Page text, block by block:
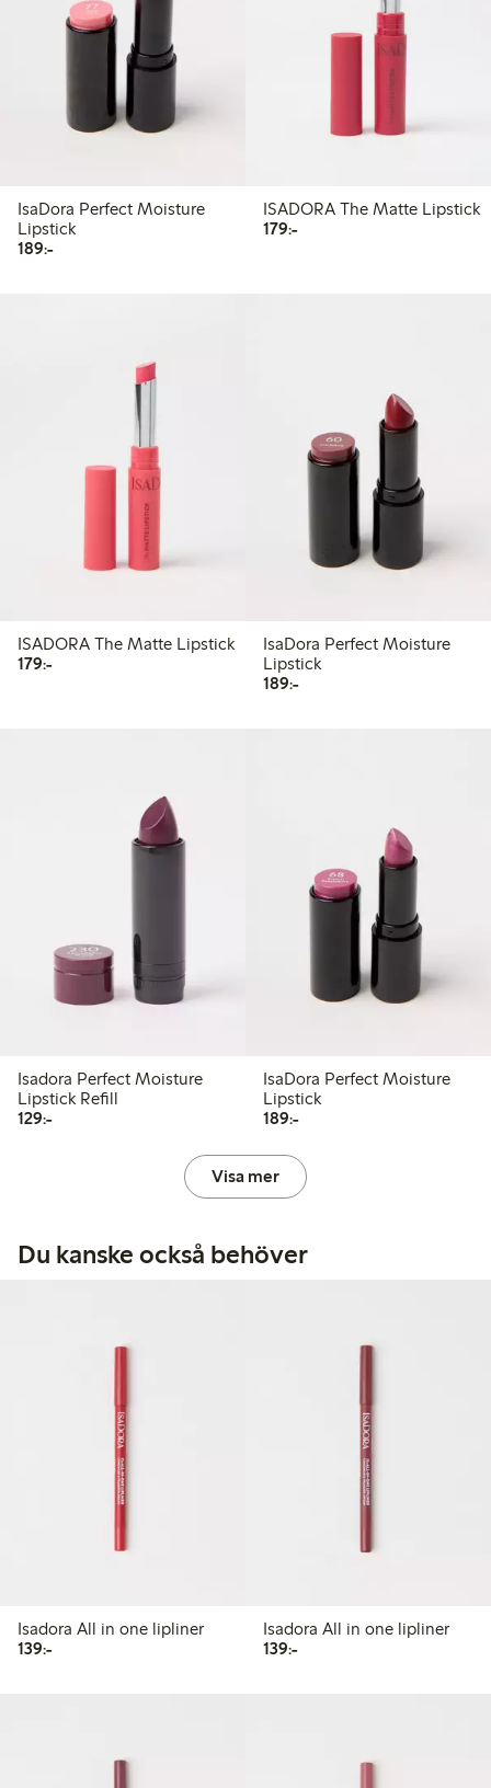
IsaDora Perfect Moisture
Lipstick
189:-189,00 kr
ISADORA The Matte Lipstick
179:-179,00 kr
ISADORA The Matte Lipstick
179:-179,00 kr
IsaDora Perfect Moisture
Lipstick
189:-189,00 kr
Isadora Perfect Moisture
Lipstick Refill
129:-129,00 kr
IsaDora Perfect Moisture
Lipstick
189:-189,00 kr
Visa mer
Du kanske också behöver
Isadora All in one lipliner
139:-139,00 kr
Isadora All in one lipliner
139:-139,00 kr